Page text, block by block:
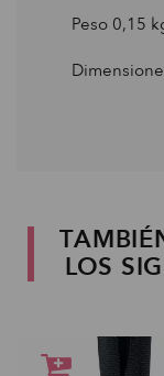
Peso 0,15
LOS